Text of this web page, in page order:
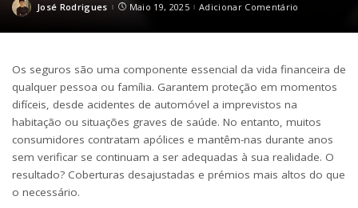
Posted
José Rodrigues Maio 19, 2025 Adicionar Comentário
Os seguros são uma componente essencial da vida financeira de
qualquer pessoa ou família. Garantem proteção em momentos
difíceis, desde acidentes de automóvel a imprevistos na
habitação ou situações graves de saúde. No entanto, muitos
consumidores contratam apólices e mantêm-nas durante anos
sem verificar se continuam a ser adequadas à sua realidade. O
resultado? Coberturas desajustadas e prémios mais altos do que
o necessário.